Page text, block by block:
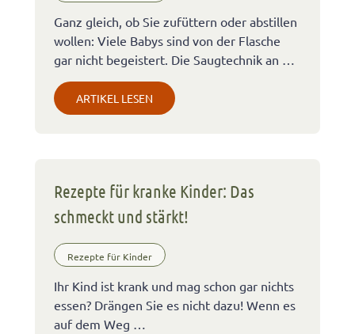
Ganz gleich, ob Sie zufüttern oder abstillen
wollen: Viele Babys sind von der Flasche
gar nicht begeistert. Die Saugtechnik an …
ARTIKEL LESEN
Rezepte für kranke Kinder: Das
schmeckt und stärkt!
Rezepte für Kinder
Ihr Kind ist krank und mag schon gar nichts
essen? Drängen Sie es nicht dazu! Wenn es
auf dem Weg …